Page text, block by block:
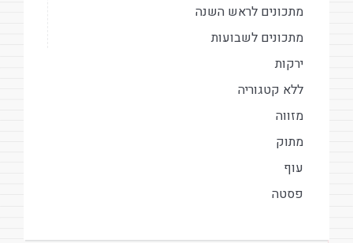
מתכונים לראש השנה
מתכונים לשבועות
ירקות
ללא קטגוריה
מזווה
מתוק
עוף
פסטה